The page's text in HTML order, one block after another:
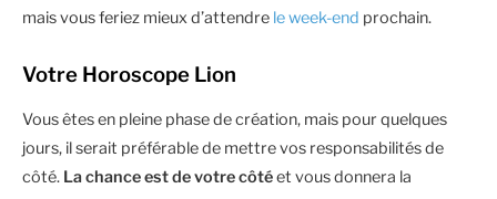
mais vous feriez mieux d’attendre le week-end prochain.
Votre Horoscope Lion
Vous êtes en pleine phase de création, mais pour quelques
jours, il serait préférable de mettre vos responsabilités de
côté. La chance est de votre côtéet vous donnera la